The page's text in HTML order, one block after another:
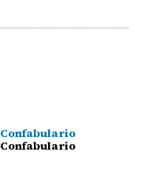
Confabulario
Confabulario